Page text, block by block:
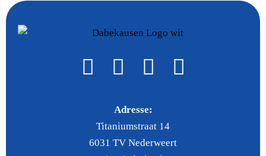
Adresse:
Titaniumstraat 14
6031 TV Nederweert